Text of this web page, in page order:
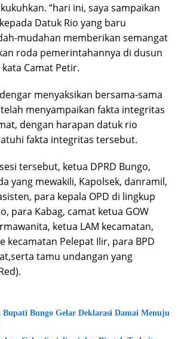
“hari ini, saya sampaikan
Datuk Rio yang baru
mudahan memberikan semangat
roda pemerintahannya di dusun
Camat Petir.
menyaksikan bersama-sama
menyampaikan fakta integritas
dengan harapan datuk rio
fakta integritas tersebut.
tersebut, ketua DPRD Bungo,
yang mewakili, Kapolsek, danramil,
para kepala OPD di lingkup
para Kabag, camat ketua GOW
ketua LAM kecamatan,
kecamatan Pelepat Ilir, para BPD
tamu undangan yang
Bupati Bungo Gelar Deklarasi Damai Menuju